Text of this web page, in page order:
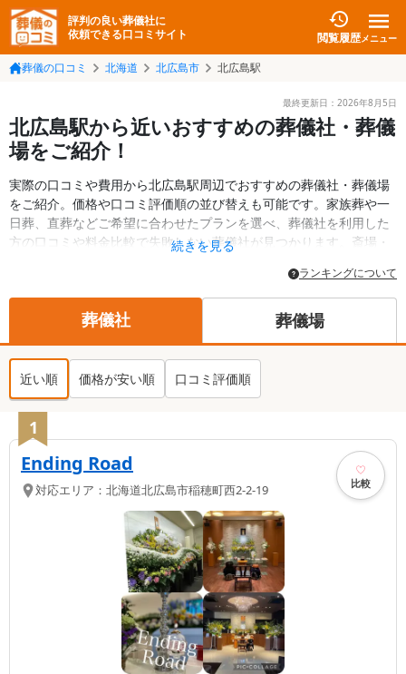
評判の良い葬儀社に
依頼できる口コミサイト
閲覧履歴メニュー
葬儀の口コミ 北海道 北広島市 北広島駅
最終更新日： 2026年8月5日
北広島駅から近いおすすめの葬儀社・葬儀
場をご紹介！
実際の口コミや費用から北広島駅周辺でおすすめの葬儀社・葬儀場
をご紹介。価格や口コミ評価順の並び替えも可能です。家族葬や一
日葬、直葬などご希望に合わせたプランを選べ、葬儀社を利用した
方の口コミや料金比較で失敗しない葬儀社が見つかります。斎場・
情報も掲載しています。24時間の相談受付で深夜・早朝でも対応可
能です。
続きを見る
ランキングについて
葬儀社 葬儀場
近い順 価格が安い順 口コミ評価順
1
Ending Road
対応エリア： 北海道北広島市稲穂町西2-2-19 比較